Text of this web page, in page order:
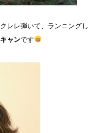
レレ弾いて、ランニングし
キャンです